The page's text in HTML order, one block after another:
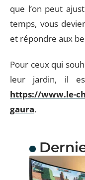
que l’on peut
temps, vous
et répondre aux
Pour ceux qui
leur jardin, il
https://www.le-
gaura.